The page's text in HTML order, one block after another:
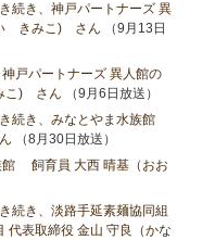
続き、神戸パートナーズ 異
きみこ) さん （9月13日
戸パートナーズ 異人館の
こ) さん （9月6日放送）
続き、みなとやま水族館
（8月30日放送）
館 飼育員 大西 晴基（おお
続き、淡路手延素麺協同組
表取締役 金山 守良（かな